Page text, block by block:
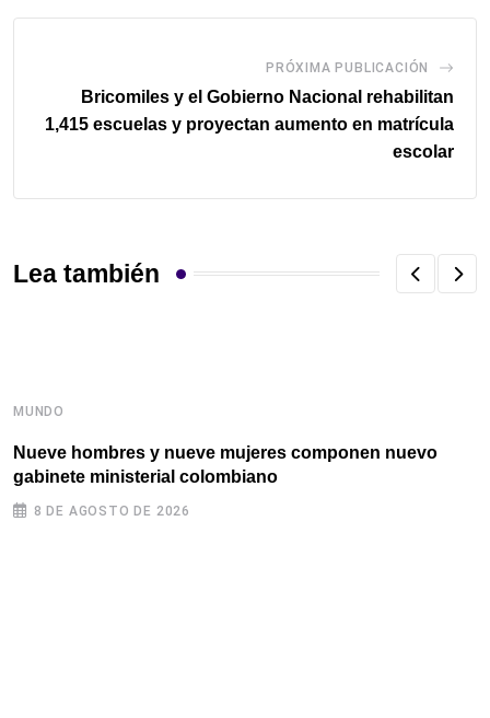
PRÓXIMA PUBLICACIÓN
Bricomiles y el Gobierno Nacional rehabilitan
1,415 escuelas y proyectan aumento en matrícula
escolar
Lea también
MUNDO
Nueve hombres y nueve mujeres componen nuevo
gabinete ministerial colombiano
8 DE AGOSTO DE 2026